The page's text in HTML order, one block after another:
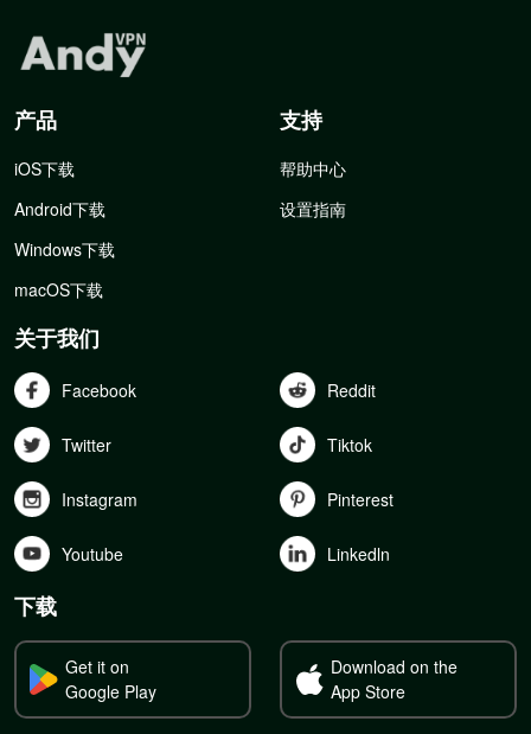
产品
iOS下载
Android下载
Windows下载
macOS下载
支持
帮助中心
设置指南
关于我们
Facebook Reddit
Twitter Tiktok
Instagram Pinterest
Youtube Linkedln
下载
Get it on
Google Play
Download on the
App Store